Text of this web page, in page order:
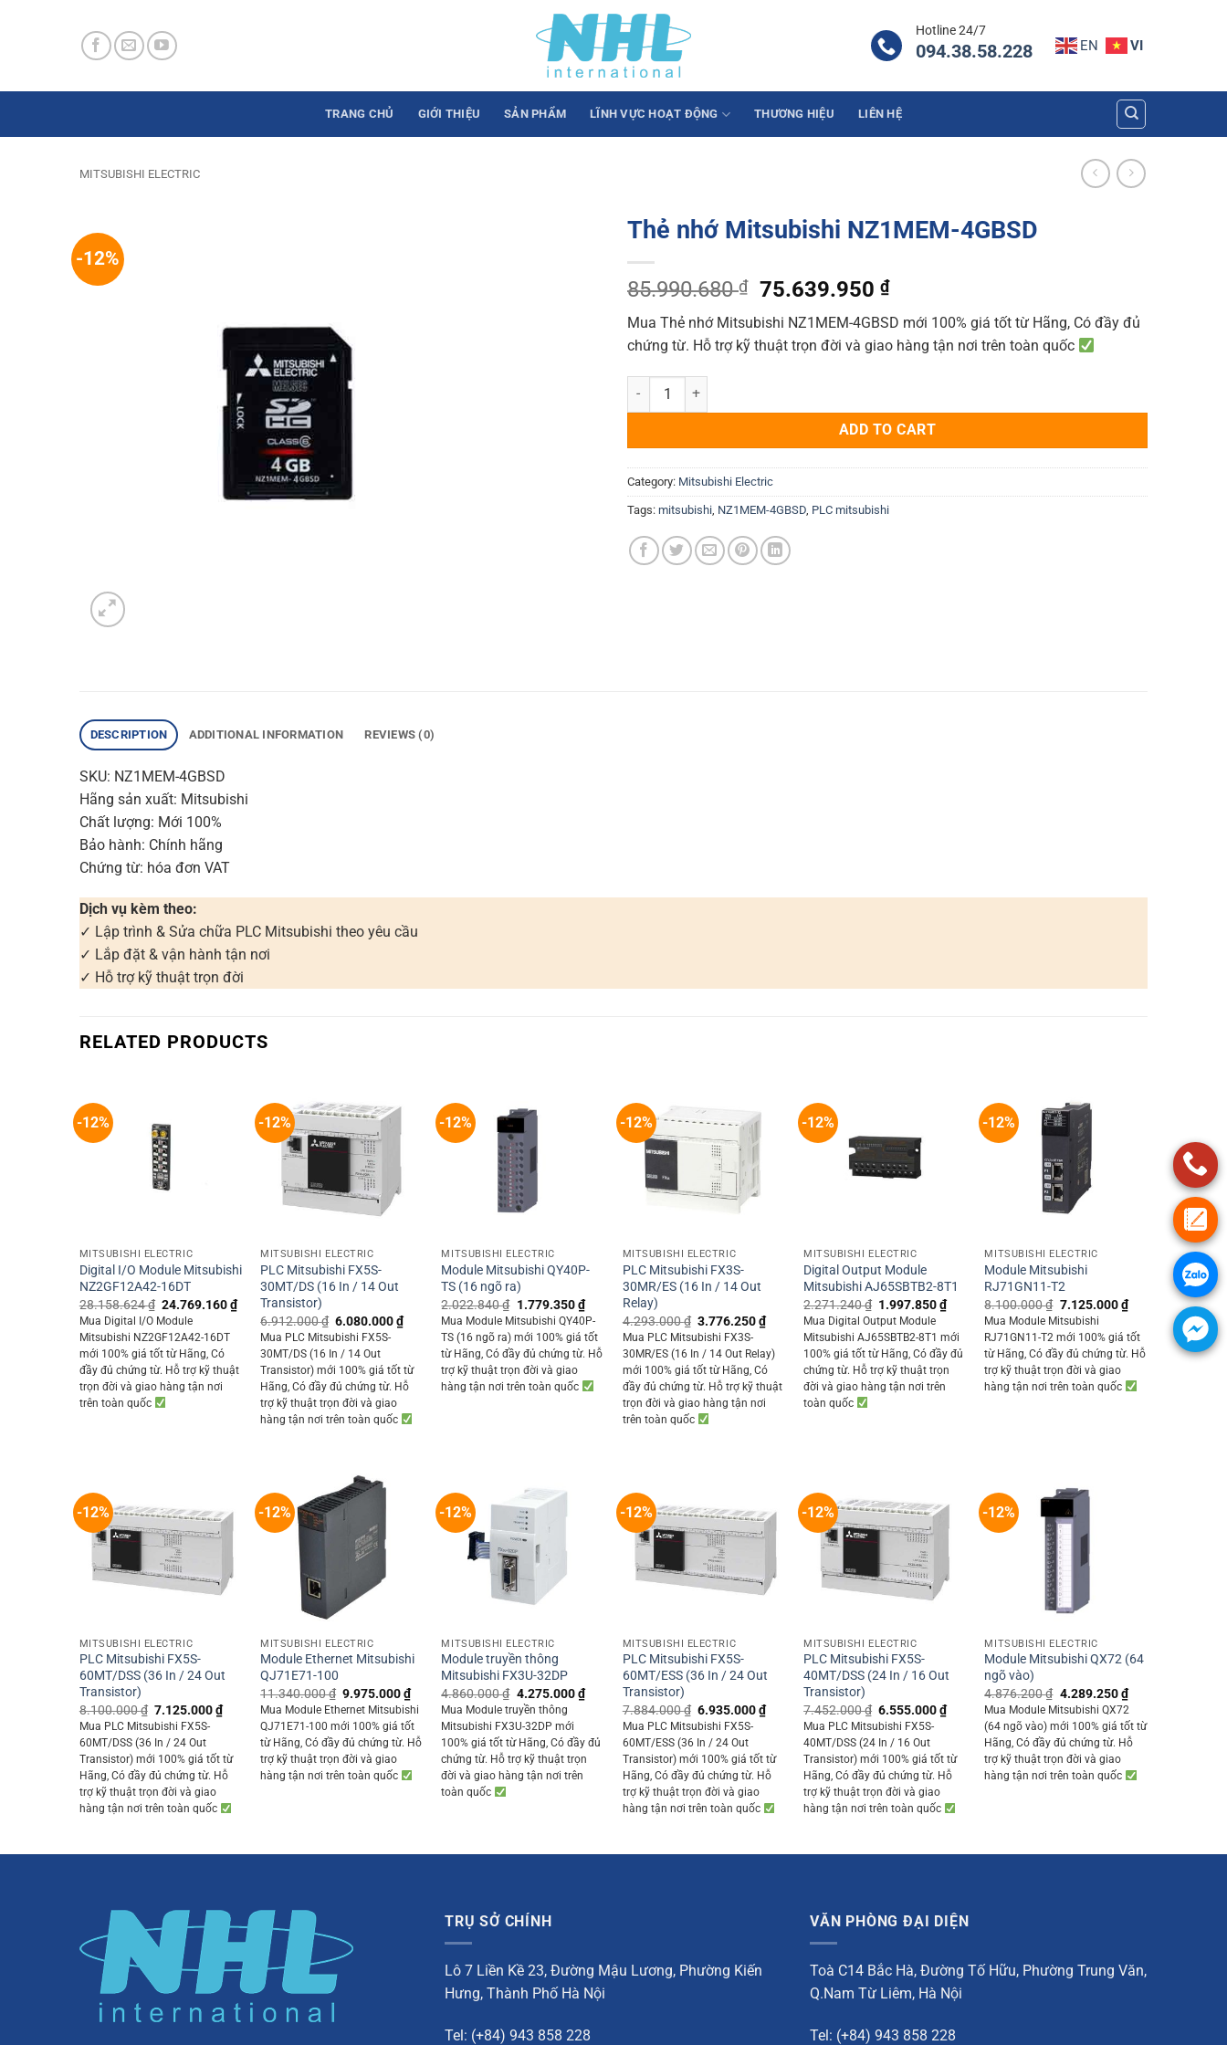
Hotline 24/7
094.38.58.228 EN VI
TRANG CHỦ GIỚI THIỆU SẢN PHẨM LĨNH VỰC HOẠT ĐỘNG THƯƠNG HIỆU LIÊN HỆ
MITSUBISHI ELECTRIC
-12%
Thẻ nhớ Mitsubishi NZ1MEM-4GBSD
85.990.680₫
Original
price
was:
85.990.680 ₫.
75.639.950₫Current
price
is:
75.639.950 ₫.
Mua Thẻ nhớ Mitsubishi NZ1MEM-4GBSD mới 100% giá tốt từ Hãng, Có đầy đủ
chứng từ. Hỗ trợ kỹ thuật trọn đời và giao hàng tận nơi trên toàn quốc
Thẻ nhớ Mitsubishi NZ1MEM-4GBSD quantity
ADD TO CART
Category: Mitsubishi Electric
Tags: mitsubishi NZ1MEM-4GBSD PLC mitsubishi
DESCRIPTION ADDITIONAL INFORMATION REVIEWS (0)
SKU: NZ1MEM-4GBSD
Hãng sản xuất: Mitsubishi
Chất lượng: Mới 100%
Bảo hành: Chính hãng
Chứng từ: hóa đơn VAT
Dịch vụ kèm theo:
✓ Lập trình & Sửa chữa PLC Mitsubishi theo yêu cầu
✓ Lắp đặt & vận hành tận nơi
✓ Hỗ trợ kỹ thuật trọn đời
RELATED PRODUCTS
-12%
MITSUBISHI ELECTRIC
Digital I/O Module Mitsubishi
NZ2GF12A42-16DT
28.158.624₫ Original
price
was:
28.158.624 ₫.
24.769.160₫Current
price
24.769.160 ₫.
Mua Digital I/O Module
Mitsubishi NZ2GF12A42-16DT
mới 100% giá tốt từ Hãng, Có
đầy đủ chứng từ. Hỗ trợ kỹ thuật
trọn đời và giao hàng tận nơi
trên toàn quốc
-12%
MITSUBISHI ELECTRIC
PLC Mitsubishi FX5S-
30MT/DS (16 In / 14 Out
Transistor)
6.912.000₫ Original
price
was:
6.912.000 ₫.
6.080.000₫Current
price
6.080.000 ₫.
Mua PLC Mitsubishi FX5S-
30MT/DS (16 In / 14 Out
Transistor) mới 100% giá tốt từ
Hãng, Có đầy đủ chứng từ. Hỗ
trợ kỹ thuật trọn đời và giao
hàng tận nơi trên toàn quốc
-12%
MITSUBISHI ELECTRIC
Module Mitsubishi QY40P-
TS (16 ngõ ra)
2.022.840₫ Original
price
was:
2.022.840 ₫.
1.779.350₫Current
price
is:
1.779.350 ₫.
Mua Module Mitsubishi QY40P-
TS (16 ngõ ra) mới 100% giá tốt
từ Hãng, Có đầy đủ chứng từ. Hỗ
trợ kỹ thuật trọn đời và giao
hàng tận nơi trên toàn quốc
-12%
MITSUBISHI ELECTRIC
PLC Mitsubishi FX3S-
30MR/ES (16 In / 14 Out
Relay)
4.293.000₫ Original
price
was:
4.293.000 ₫.
3.776.250₫Current
price
is:
3.776.250 ₫.
Mua PLC Mitsubishi FX3S-
30MR/ES (16 In / 14 Out Relay)
mới 100% giá tốt từ Hãng, Có
đầy đủ chứng từ. Hỗ trợ kỹ thuật
trọn đời và giao hàng tận nơi
trên toàn quốc
-12%
MITSUBISHI ELECTRIC
Digital Output Module
Mitsubishi AJ65SBTB2-8T1
2.271.240₫ Original
price
was:
2.271.240 ₫.
1.997.850₫Current
price
is:
1.997.850 ₫.
Mua Digital Output Module
Mitsubishi AJ65SBTB2-8T1 mới
100% giá tốt từ Hãng, Có đầy đủ
chứng từ. Hỗ trợ kỹ thuật trọn
đời và giao hàng tận nơi trên
toàn quốc
-12%
MITSUBISHI ELECTRIC
Module Mitsubishi
RJ71GN11-T2
8.100.000₫ Original
price
was:
8.100.000 ₫.
7.125.000₫Current
price
is:
7.125.000 ₫.
Mua Module Mitsubishi
RJ71GN11-T2 mới 100% giá tốt
từ Hãng, Có đầy đủ chứng từ. Hỗ
trợ kỹ thuật trọn đời và giao
hàng tận nơi trên toàn quốc
-12%
MITSUBISHI ELECTRIC
PLC Mitsubishi FX5S-
60MT/DSS (36 In / 24 Out
Transistor)
8.100.000₫ Original
price
was:
8.100.000 ₫.
7.125.000₫Current
price
7.125.000 ₫.
Mua PLC Mitsubishi FX5S-
60MT/DSS (36 In / 24 Out
Transistor) mới 100% giá tốt từ
Hãng, Có đầy đủ chứng từ. Hỗ
trợ kỹ thuật trọn đời và giao
hàng tận nơi trên toàn quốc
-12%
MITSUBISHI ELECTRIC
Module Ethernet Mitsubishi
QJ71E71-100
11.340.000₫ Original
price
was:
11.340.000 ₫.
9.975.000₫Current
price
is:
9.975.000 ₫.
Mua Module Ethernet Mitsubishi
QJ71E71-100 mới 100% giá tốt
từ Hãng, Có đầy đủ chứng từ. Hỗ
trợ kỹ thuật trọn đời và giao
hàng tận nơi trên toàn quốc
-12%
MITSUBISHI ELECTRIC
Module truyền thông
Mitsubishi FX3U-32DP
4.860.000₫ Original
price
was:
4.860.000 ₫.
4.275.000₫Current
price
4.275.000 ₫.
Mua Module truyền thông
Mitsubishi FX3U-32DP mới
100% giá tốt từ Hãng, Có đầy đủ
chứng từ. Hỗ trợ kỹ thuật trọn
đời và giao hàng tận nơi trên
toàn quốc
-12%
MITSUBISHI ELECTRIC
PLC Mitsubishi FX5S-
60MT/ESS (36 In / 24 Out
Transistor)
7.884.000₫ Original
price
was:
7.884.000 ₫.
6.935.000₫Current
price
6.935.000 ₫.
Mua PLC Mitsubishi FX5S-
60MT/ESS (36 In / 24 Out
Transistor) mới 100% giá tốt từ
Hãng, Có đầy đủ chứng từ. Hỗ
trợ kỹ thuật trọn đời và giao
hàng tận nơi trên toàn quốc
-12%
MITSUBISHI ELECTRIC
PLC Mitsubishi FX5S-
40MT/DSS (24 In / 16 Out
Transistor)
7.452.000₫ Original
price
was:
7.452.000 ₫.
6.555.000₫Current
price
6.555.000 ₫.
Mua PLC Mitsubishi FX5S-
40MT/DSS (24 In / 16 Out
Transistor) mới 100% giá tốt từ
Hãng, Có đầy đủ chứng từ. Hỗ
trợ kỹ thuật trọn đời và giao
hàng tận nơi trên toàn quốc
-12%
MITSUBISHI ELECTRIC
Module Mitsubishi QX72 (64
ngõ vào)
4.876.200₫ Original
price
was:
4.876.200 ₫.
4.289.250₫Current
price
is:
4.289.250 ₫.
Mua Module Mitsubishi QX72
(64 ngõ vào) mới 100% giá tốt từ
Hãng, Có đầy đủ chứng từ. Hỗ
trợ kỹ thuật trọn đời và giao
hàng tận nơi trên toàn quốc
TRỤ SỞ CHÍNH
Lô 7 Liền Kề 23, Đường Mậu Lương, Phường Kiến
Hưng, Thành Phố Hà Nội
Tel: (+84) 943 858 228
VĂN PHÒNG ĐẠI DIỆN
Toà C14 Bắc Hà, Đường Tố Hữu, Phường Trung Văn,
Q.Nam Từ Liêm, Hà Nội
Tel: (+84) 943 858 228